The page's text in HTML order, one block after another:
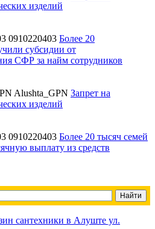
изделий
0910220403 Более 20
субсидии от
СФР за найм сотрудников
Alushta_GPN Запрет на
изделий
0910220403 Более 20 тысяч семей
выплату из средств